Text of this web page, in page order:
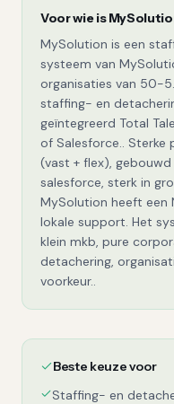
Voor wie is
MySolution is een
systeem van
organisaties van 50-
staffing- en
geïntegreerd Total
of Salesforce..
(vast + flex),
salesforce, sterk in
MySolution heeft een
lokale support. Het
klein mkb, pure
detachering,
voorkeur..
Beste keuze voor
Staffing- en